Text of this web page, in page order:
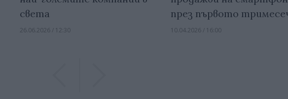
света
26.06.2026 / 12:30
през първото
10.04.2026 / 16:00